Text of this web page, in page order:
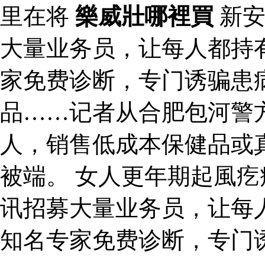
里在将 樂威壯哪裡買 新
大量业务员，让每人都持
家免费诊断，专门诱骗
品……记者从合肥包河警
人，销售低成本保健品
被端。 女人更年期起風
讯招募大量业务员，让每
知名专家免费诊断，专门